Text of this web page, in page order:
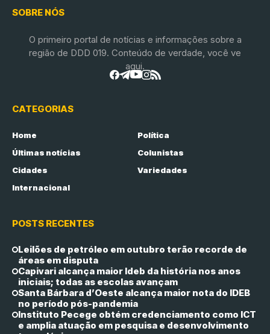
SOBRE NÓS
O primeiro portal de notícias e informações sobre a
região de DDD 019. Conteúdo de verdade, você ve
aqui.
CATEGORIAS
Home
Política
Últimas notícias
Colunistas
Cidades
Variedades
Internacional
POSTS RECENTES
Leilões de petróleo em outubro terão recorde de
áreas em disputa
Capivari alcança maior Ideb da história nos anos
iniciais; todas as escolas avançam
Santa Bárbara d’Oeste alcança maior nota do IDEB
no período pós-pandemia
Instituto Pecege obtém credenciamento como ICT
e amplia atuação em pesquisa e desenvolvimento